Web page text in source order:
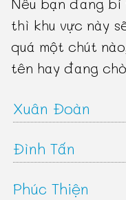
thì khu vực này
quá một chút
tên hay đang
Xuân Đoàn
Đình Tấn
Phúc Thiện